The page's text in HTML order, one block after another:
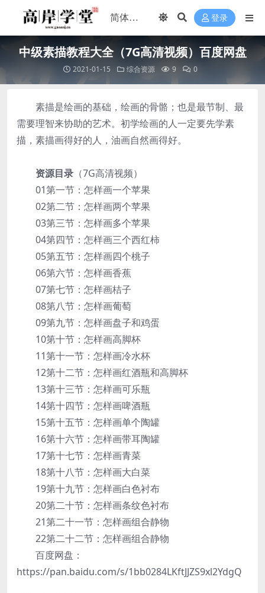
登录
中级素描教程大全（7G高清视频）百度网盘
2021-01-15 综合资源 9 0
素描是绘画的基础，绘画的骨骼；也是最节制、最
需要理智来协助的艺术。初学绘画的人一定要先学素
描，素描画得好的人，油画自然画得好。
资源目录 （7G高清视频）
01第一节：怎样画一个苹果
02第二节：怎样画两个苹果
03第三节：怎样画多个苹果
04第四节：怎样画三个西红柿
05第五节：怎样画四个桃子
06第六节：怎样画香蕉
07第七节：怎样画桔子
08第八节：怎样画葡萄
09第九节：怎样画盘子和鸡蛋
10第十节：怎样画高脚杯
11第十一节：怎样画冷水杯
12第十二节：怎样画红酒瓶和高脚杯
13第十三节：怎样画可乐瓶
14第十四节：怎样画啤酒瓶
15第十五节：怎样画单个陶罐
16第十六节：怎样画带耳陶罐
17第十七节：怎样画青菜
18第十八节：怎样画大白菜
19第十九节：怎样画白色衬布
20第二十节：怎样画条纹色衬布
21第二十一节：怎样画组合静物
22第二十二节：怎样画组合静物
百度网盘：
https://pan.baidu.com/s/1bb0284LKftJJZS9xl2YdgQ